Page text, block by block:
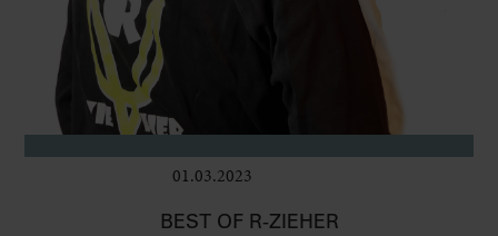
01.03.2023
BEST OF R-ZIEHER